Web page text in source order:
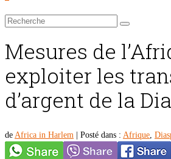
Rechercher :
Mesures de
exploiter les
d’argent de la
de Africa in Harlem Posté dans : Afrique,